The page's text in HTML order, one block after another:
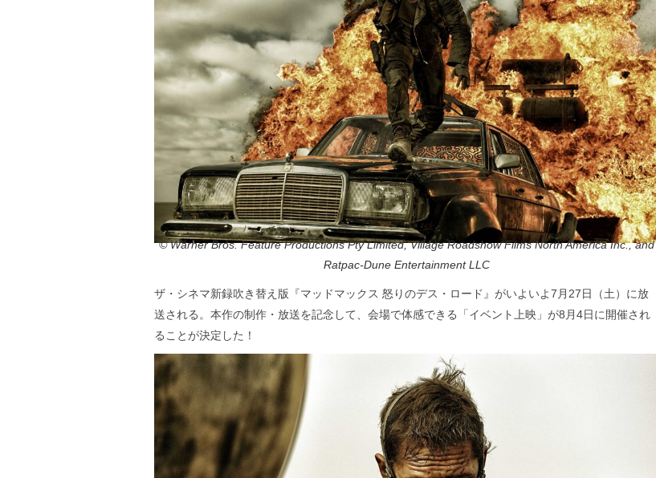
© Warner Bros. Feature Productions Pty Limited, Village Roadshow Films North America Inc., and
Ratpac-Dune Entertainment LLC
ザ・シネマ新録吹き替え版『マッドマックス 怒りのデス・ロード』がいよいよ7月27日（土）に放
送される。本作の制作・放送を記念して、会場で体感できる「イベント上映」が8月4日に開催され
ることが決定した！